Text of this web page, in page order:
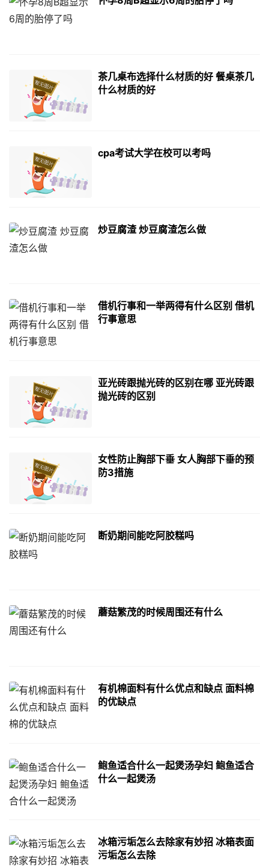
茶几桌布选择什么材质的好 餐桌茶几
什么材质的好
cpa考试大学在校可以考吗
炒豆腐渣 炒豆腐渣怎么做
借机行事和一举两得有什么区别 借机
行事意思
亚光砖跟抛光砖的区别在哪 亚光砖跟
抛光砖的区别
女性防止胸部下垂 女人胸部下垂的预
防3措施
断奶期间能吃阿胶糕吗
蘑菇繁茂的时候周围还有什么
有机棉面料有什么优点和缺点 面料棉
的优缺点
鲍鱼适合什么一起煲汤孕妇 鲍鱼适合
什么一起煲汤
冰箱污垢怎么去除家有妙招 冰箱表面
污垢怎么去除